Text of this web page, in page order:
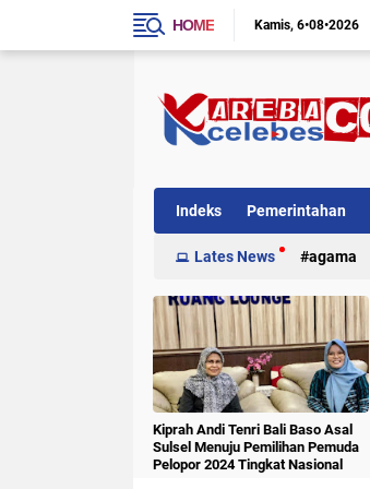
HOME Kamis 6•08•2026
Indeks Pemerintahan
Internasional Kriminal
Lates News agama
Kiprah Andi Tenri Bali Baso Asal
Sulsel Menuju Pemilihan Pemuda
Pelopor 2024 Tingkat Nasional